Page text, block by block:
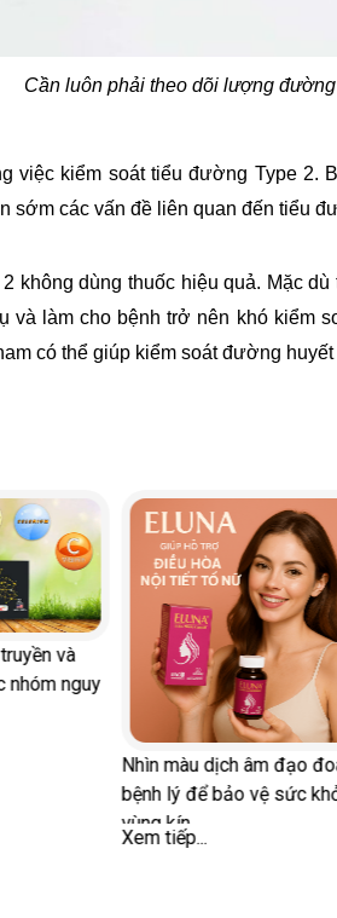
Cần luôn phải theo dõi lượng
việc kiểm soát tiểu đường Type
sớm các vấn đề liên quan đến tiểu
không dùng thuốc hiệu quả. Mặc
và làm cho bệnh trở nên khó kiểm
có thể giúp kiểm soát đường
và
nguy
Nhìn màu dịch âm đạo
bệnh lý để bảo vệ sức
vùng kín
Xem tiếp...